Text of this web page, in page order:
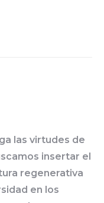
las virtudes de
insertar el
regenerativa
en los